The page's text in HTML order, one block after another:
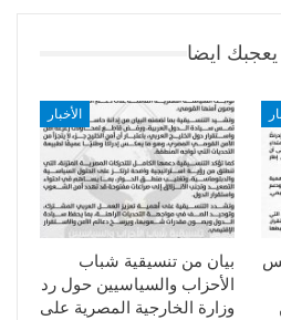
ايضا
الأخبار
بيان من تنسيقية شباب
الأحزاب والسياسيين حول رد
وزارة الخارجية المصرية على